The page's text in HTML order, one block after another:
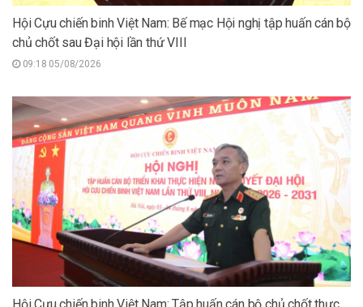
Hội Cựu chiến binh Việt Nam: Bế mạc Hội nghị tập huấn cán bộ
chủ chốt sau Đại hội lần thứ VIII
09:18 05/08/2026